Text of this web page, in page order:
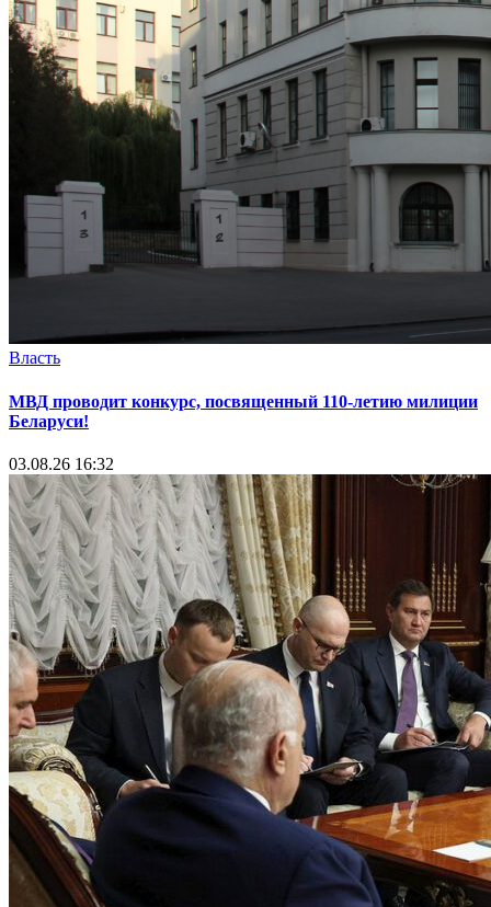
Власть
МВД проводит конкурс, посвященный 110-летию милиции
Беларуси!
03.08.26 16:32